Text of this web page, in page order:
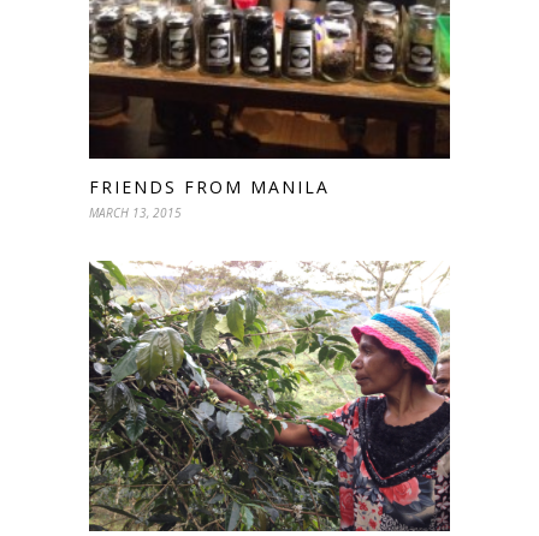
FRIENDS FROM MANILA
MARCH 13, 2015